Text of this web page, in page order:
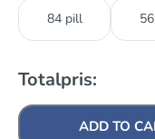
84 pill
Totalpris:
ADD TO